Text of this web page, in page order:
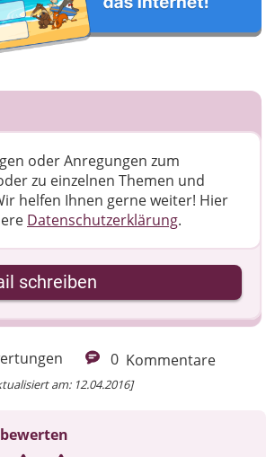
0 Kommentare
am: 12.04.2016]
oder Anregungen zum
zu einzelnen Themen und
helfen Ihnen gerne weiter! ​Hier
Datenschutzerklärung.
schreiben